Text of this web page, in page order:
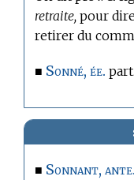
retraite, pour
retirer du
■ Sonné, ée. part.
■ Sonnant, ante.